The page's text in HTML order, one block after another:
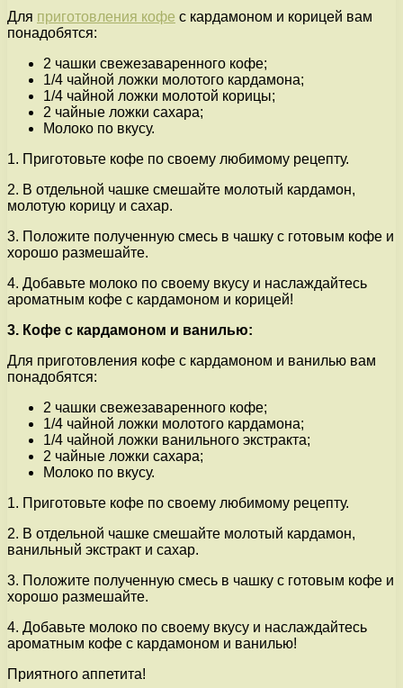
Для приготовления кофе с кардамоном и корицей вам
понадобятся:
2 чашки свежезаваренного кофе;
1/4 чайной ложки молотого кардамона;
1/4 чайной ложки молотой корицы;
2 чайные ложки сахара;
Молоко по вкусу.
1. Приготовьте кофе по своему любимому рецепту.
2. В отдельной чашке смешайте молотый кардамон,
молотую корицу и сахар.
3. Положите полученную смесь в чашку с готовым кофе и
хорошо размешайте.
4. Добавьте молоко по своему вкусу и наслаждайтесь
ароматным кофе с кардамоном и корицей!
3. Кофе с кардамоном и ванилью:
Для приготовления кофе с кардамоном и ванилью вам
понадобятся:
2 чашки свежезаваренного кофе;
1/4 чайной ложки молотого кардамона;
1/4 чайной ложки ванильного экстракта;
2 чайные ложки сахара;
Молоко по вкусу.
1. Приготовьте кофе по своему любимому рецепту.
2. В отдельной чашке смешайте молотый кардамон,
ванильный экстракт и сахар.
3. Положите полученную смесь в чашку с готовым кофе и
хорошо размешайте.
4. Добавьте молоко по своему вкусу и наслаждайтесь
ароматным кофе с кардамоном и ванилью!
Приятного аппетита!